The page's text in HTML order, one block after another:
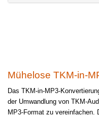
Mühelose TKM-in-
Das TKM-in-MP3-
der Umwandlung von TKM-
MP3-Format zu vereinfachen.